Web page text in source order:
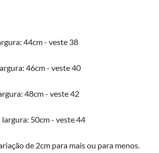
44cm - veste 38
46cm - veste 40
48cm - veste 42
50cm - veste 44
de 2cm para mais ou para menos.